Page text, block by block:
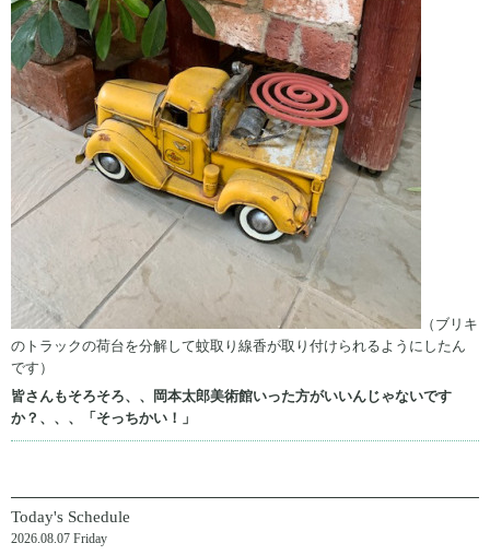
（ブリキ
のトラックの荷台を分解して蚊取り線香が取り付けられるようにしたん
です）
皆さんもそろそろ、、岡本太郎美術館いった方がいいんじゃないです
か？、、、「そっちかい！」
Today's Schedule
2026.08.07 Friday